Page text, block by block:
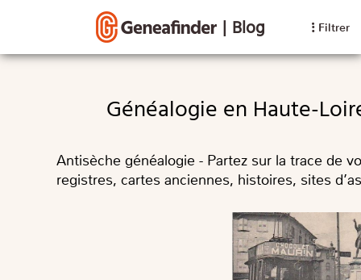
| Blog Filtrer
Généalogie en Haute-
Antisèche généalogie - Partez sur la trace de
registres, cartes anciennes, histoires, sites